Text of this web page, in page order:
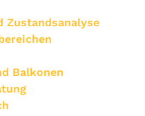
Zustandsanalyse
Balkonen